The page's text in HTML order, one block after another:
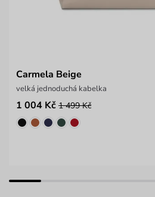
Carmela Beige
velká jednoduchá kabelka
1 004 Kč 1 499 Kč